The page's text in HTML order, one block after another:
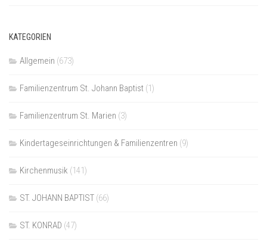
KATEGORIEN
Allgemein (673)
Familienzentrum St. Johann Baptist (1)
Familienzentrum St. Marien (3)
Kindertageseinrichtungen & Familienzentren (9)
Kirchenmusik (141)
ST. JOHANN BAPTIST (66)
ST. KONRAD (47)